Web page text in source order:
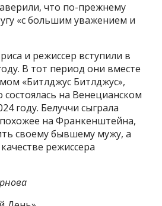
что по-прежнему
«с большим уважением и
и режиссер вступили в
В тот период они вместе
«Битлджус Битлджус»,
на Венецианском
году. Белуччи сыграла
на Франкенштейна,
своему бывшему мужу, а
режиссера